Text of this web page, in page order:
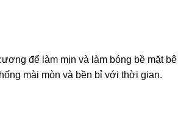
để làm mịn và làm bóng bề mặt bê
mài mòn và bền bỉ với thời gian.